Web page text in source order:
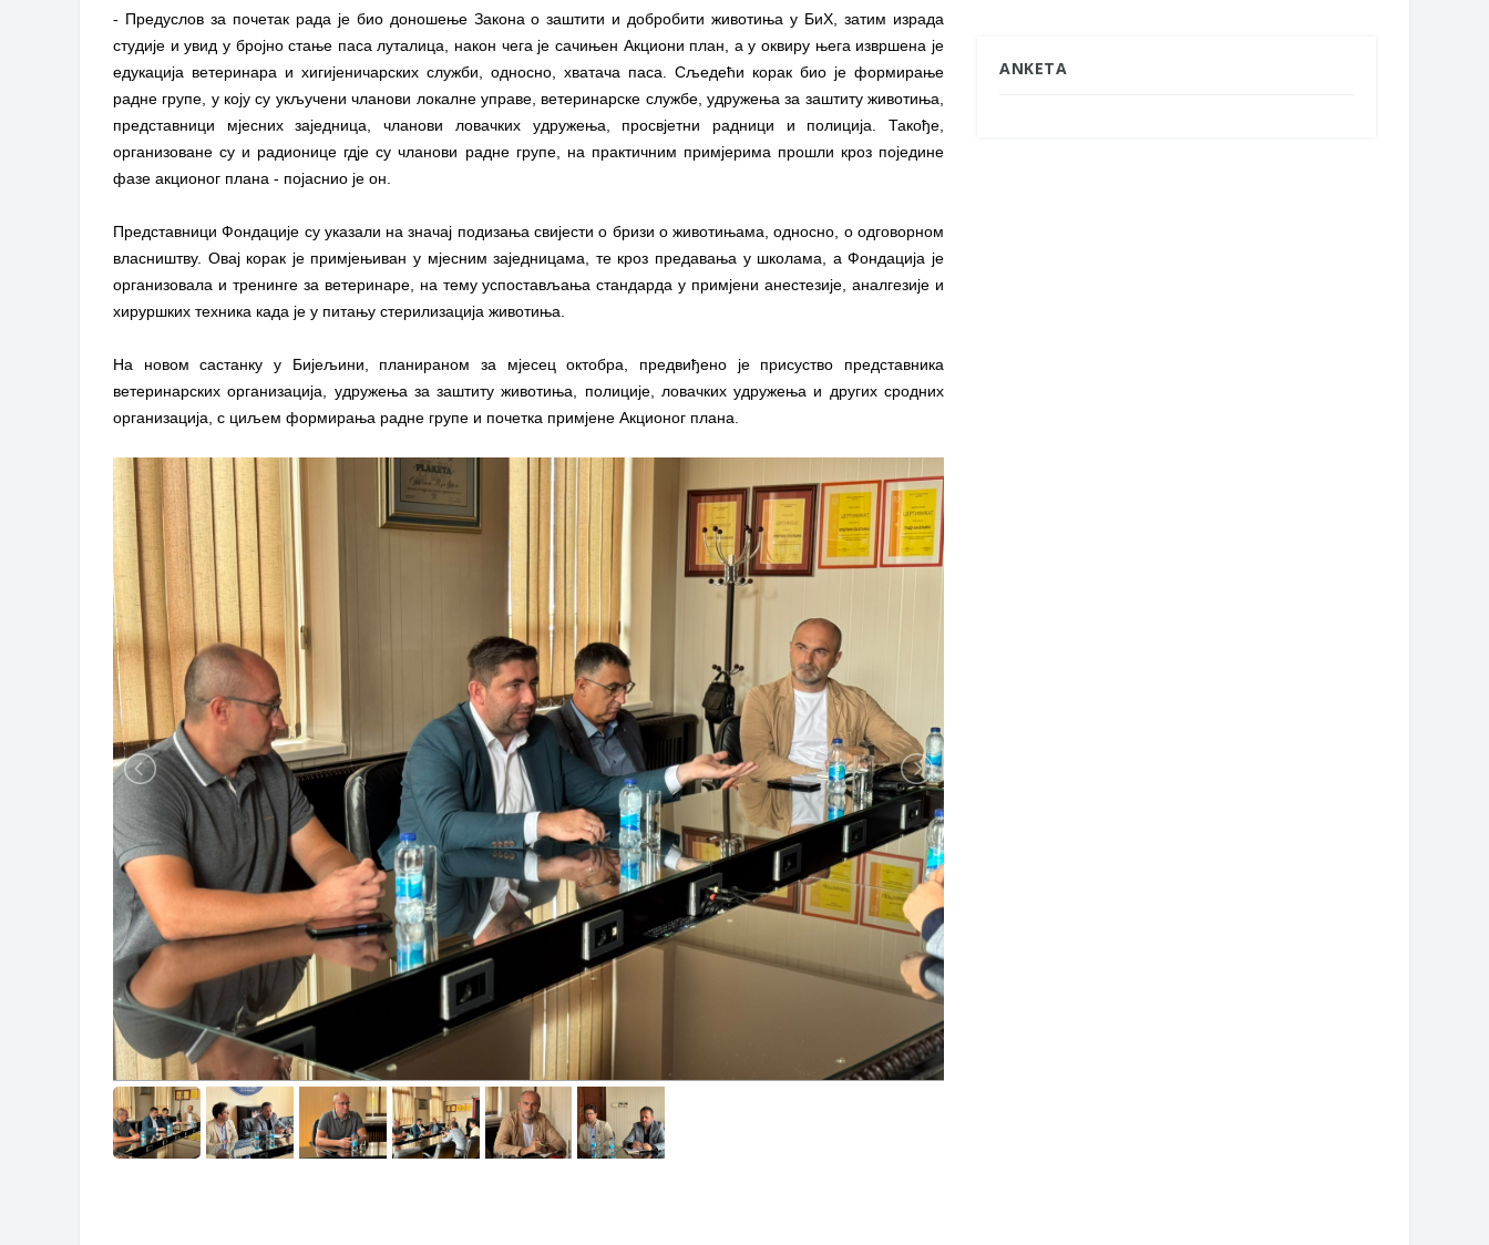
- Предуслов за почетак рада је био доношење Закона о заштити и добробити животиња у БиХ, затим израда
студије и увид у бројно стање паса луталица, након чега је сачињен Акциони план, а у оквиру њега извршена је
едукација ветеринара и хигијеничарских служби, односно, хватача паса. Сљедећи корак био је формирање
радне групе, у коју су укључени чланови локалне управе, ветеринарске службе, удружења за заштиту животиња,
представници мјесних заједница, чланови ловачких удружења, просвјетни радници и полиција. Такође,
организоване су и радионице гдје су чланови радне групе, на практичним примјерима прошли кроз поједине
фазе акционог плана - појаснио је он.
Представници Фондације су указали на значај подизања свијести о бризи о животињама, односно, о одговорном
власништву. Овај корак је примјењиван у мјесним заједницама, те кроз предавања у школама, а Фондација је
организовала и тренинге за ветеринаре, на тему успостављања стандарда у примјени анестезије, аналгезије и
хируршких техника када је у питању стерилизација животиња.
На новом састанку у Бијељини, планираном за мјесец октобра, предвиђено је присуство представника
ветеринарских организација, удружења за заштиту животиња, полиције, ловачких удружења и других сродних
организација, с циљем формирања радне групе и почетка примјене Акционог плана.
ANKETA